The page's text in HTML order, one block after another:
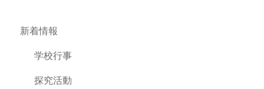
新着情報
学校行事
探究活動